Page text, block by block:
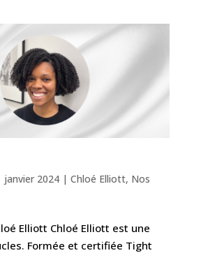
janvier 2024| Chloé Elliott, Nos
Elliott Chloé Elliott est une
Formée et certifiée Tight